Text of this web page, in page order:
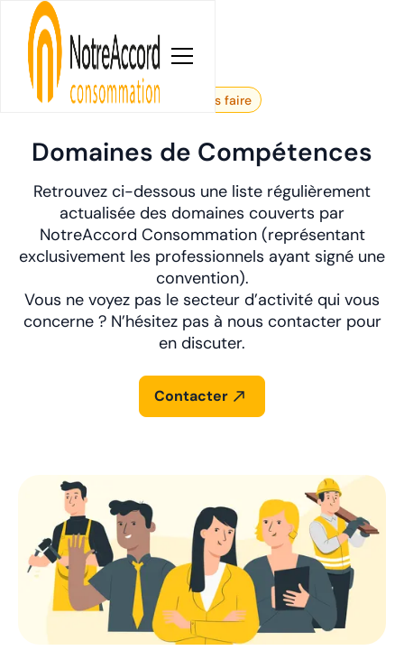
Nos savoirs faire
Domaines de Compétences
Retrouvez ci-dessous une liste régulièrement
actualisée des domaines couverts par
NotreAccord Consommation (représentant
exclusivement les professionnels ayant signé une
convention).
Vous ne voyez pas le secteur d’activité qui vous
concerne ? N’hésitez pas à nous contacter pour
en discuter.
Contacter